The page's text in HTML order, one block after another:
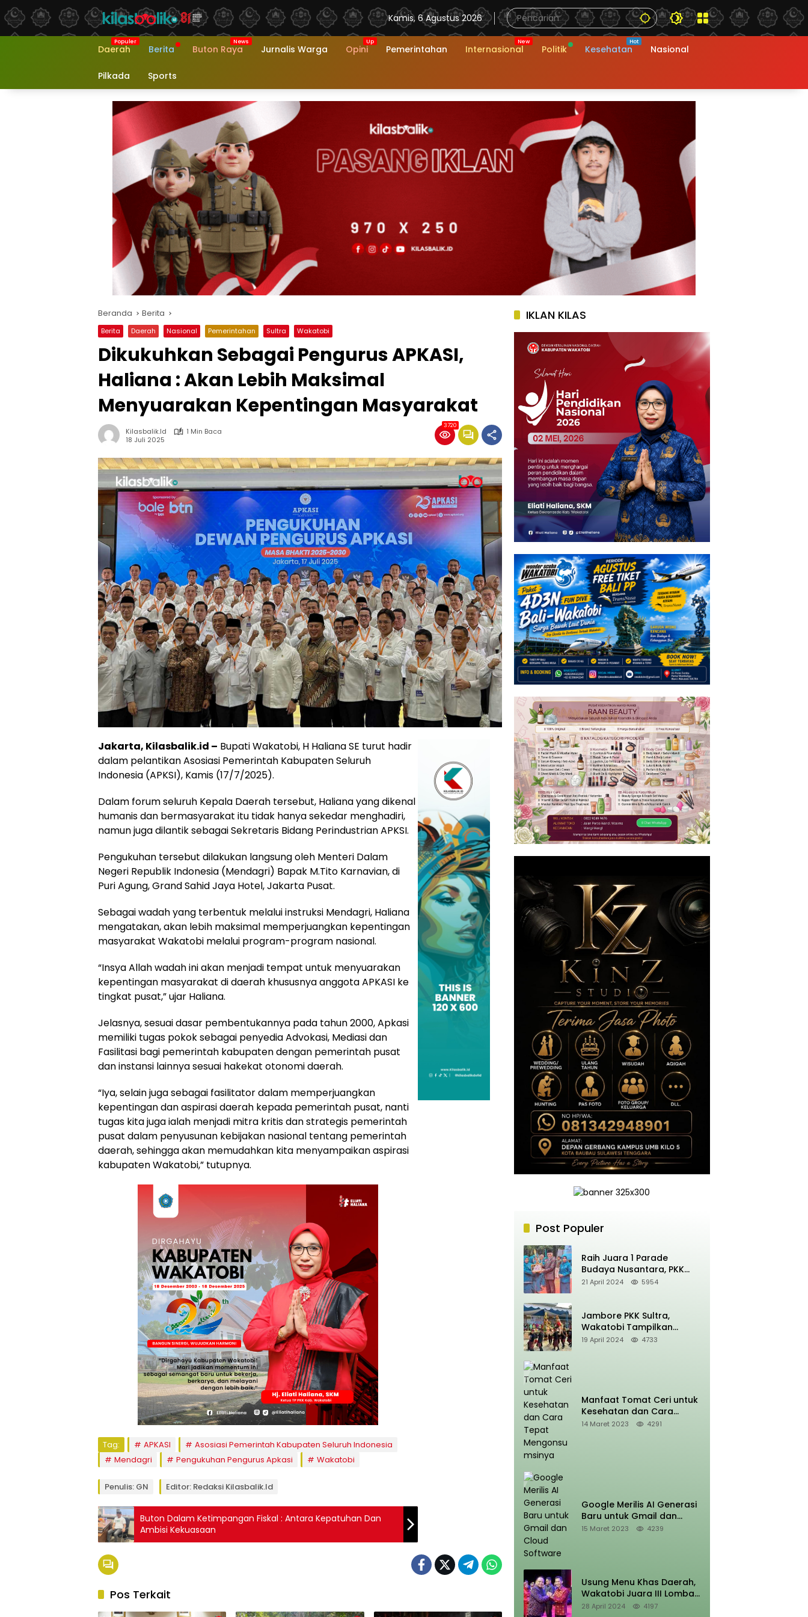
Langsung
ke
konten
Kamis, 6 Agustus 2026
Daerah Berita Buton Raya Jurnalis Warga Opini Pemerintahan Internasional Politik Kesehatan Nasional
Pilkada Sports
Beranda Berita
Berita Daerah Nasional Pemerintahan Sultra Wakatobi
Dikukuhkan Sebagai Pengurus APKASI,
Haliana : Akan Lebih Maksimal
Menyuarakan Kepentingan Masyarakat
Kilasbalik.id
1 Min Baca
18 Juli 2025
3720
Jakarta, Kilasbalik.id – Bupati Wakatobi, H Haliana SE turut hadir
dalam pelantikan Asosiasi Pemerintah Kabupaten Seluruh
Indonesia (APKSI), Kamis (17/7/2025).
Dalam forum seluruh Kepala Daerah tersebut, Haliana yang dikenal
humanis dan bermasyarakat itu tidak hanya sekedar menghadiri,
namun juga dilantik sebagai Sekretaris Bidang Perindustrian APKSI.
Pengukuhan tersebut dilakukan langsung oleh Menteri Dalam
Negeri Republik Indonesia (Mendagri) Bapak M.Tito Karnavian, di
Puri Agung, Grand Sahid Jaya Hotel, Jakarta Pusat.
Sebagai wadah yang terbentuk melalui instruksi Mendagri, Haliana
mengatakan, akan lebih maksimal memperjuangkan kepentingan
masyarakat Wakatobi melalui program-program nasional.
“Insya Allah wadah ini akan menjadi tempat untuk menyuarakan
kepentingan masyarakat di daerah khususnya anggota APKASI ke
tingkat pusat,” ujar Haliana.
Jelasnya, sesuai dasar pembentukannya pada tahun 2000, Apkasi
memiliki tugas pokok sebagai penyedia Advokasi, Mediasi dan
Fasilitasi bagi pemerintah kabupaten dengan pemerintah pusat
dan instansi lainnya sesuai hakekat otonomi daerah.
“Iya, selain juga sebagai fasilitator dalam memperjuangkan
kepentingan dan aspirasi daerah kepada pemerintah pusat, nanti
tugas kita juga ialah menjadi mitra kritis dan strategis pemerintah
pusat dalam penyusunan kebijakan nasional tentang pemerintah
daerah, sehingga akan memudahkan kita menyampaikan aspirasi
kabupaten Wakatobi,” tutupnya.
Tag: APKASI
Asosiasi Pemerintah Kabupaten Seluruh Indonesia
Mendagri
Pengukuhan Pengurus Apkasi Wakatobi
Penulis: GN Editor: Redaksi Kilasbalik.id
Buton Dalam Ketimpangan Fiskal : Antara Kepatuhan Dan
Ambisi Kekuasaan
Pos Terkait
IKLAN KILAS
Post Populer
Raih Juara 1 Parade
Budaya Nusantara, PKK
Wakatobi siap Promosikan
21 April 2024 5954
Jambore PKK Sultra,
Wakatobi Tampilkan
Pakaian Adat dan
19 April 2024 4733
Manfaat Tomat Ceri untuk
Kesehatan dan Cara
Tepat Mengonsumsinya
14 Maret 2023 4291
Google Merilis AI Generasi
Baru untuk Gmail dan
Cloud Software
15 Maret 2023 4239
Usung Menu Khas Daerah,
Wakatobi Juara III Lomba
Memasak Pada Puncak
28 April 2024 4197